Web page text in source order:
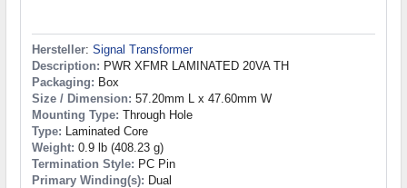
Hersteller: Signal Transformer
Description: PWR XFMR LAMINATED 20VA TH
Packaging: Box
Size / Dimension: 57.20mm L x 47.60mm W
Mounting Type: Through Hole
Type: Laminated Core
Weight: 0.9 lb (408.23 g)
Termination Style: PC Pin
Primary Winding(s): Dual